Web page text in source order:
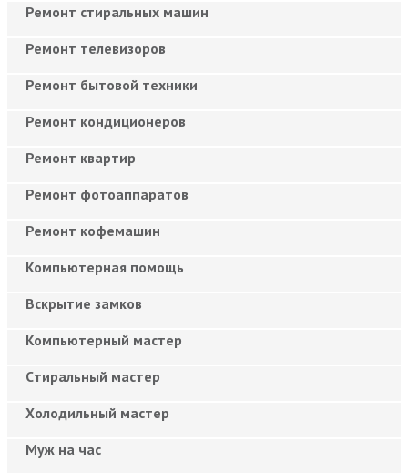
Ремонт стиральных машин
Ремонт телевизоров
Ремонт бытовой техники
Ремонт кондиционеров
Ремонт квартир
Ремонт фотоаппаратов
Ремонт кофемашин
Компьютерная помощь
Вскрытие замков
Компьютерный мастер
Cтиральный мастер
Холодильный мастер
Муж на час